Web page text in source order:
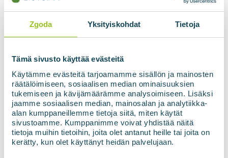
Zgoda Yksityiskohdat Tietoja
Tämä sivusto käyttää evästeitä
Käytämme evästeitä tarjoamamme sisällön ja mainosten
räätälöimiseen, sosiaalisen median ominaisuuksien
tukemiseen ja kävijämäärämme analysoimiseen. Lisäksi
jaamme sosiaalisen median, mainosalan ja analytiikka-
alan kumppaneillemme tietoja siitä, miten käytät
sivustoamme. Kumppanimme voivat yhdistää näitä
tietoja muihin tietoihin, joita olet antanut heille tai joita on
kerätty, kun olet käyttänyt heidän palvelujaan.